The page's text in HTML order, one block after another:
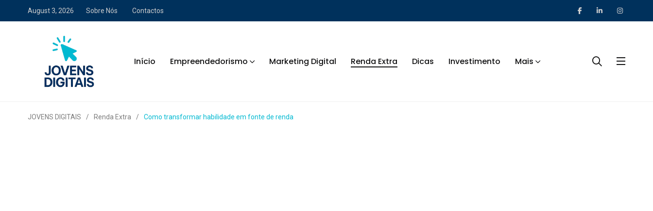
August 3, 2026 Sobre Nós Contactos
Início Empreendedorismo Marketing Digital Renda Extra Dicas Investimento Mais
JOVENS DIGITAIS / Renda Extra / Como transformar habilidade em fonte de renda